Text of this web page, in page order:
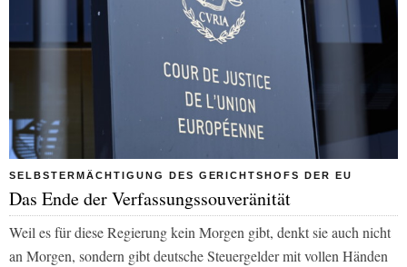
SELBSTERMÄCHTIGUNG DES GERICHTSHOFS DER EU
Das Ende der Verfassungssouveränität
Weil es für diese Regierung kein Morgen gibt, denkt sie auch nicht
an Morgen, sondern gibt deutsche Steuergelder mit vollen Händen